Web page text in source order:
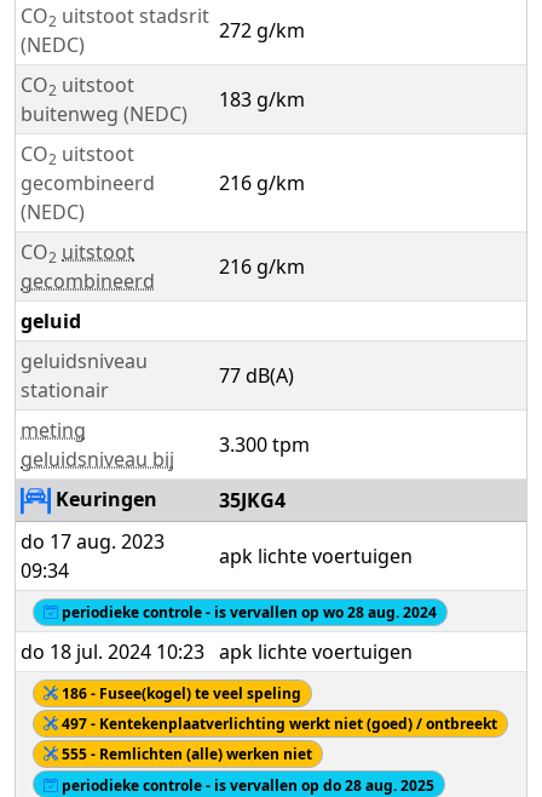
CO2 uitstoot stadsrit
(NEDC)
272 g/km
CO2 uitstoot
buitenweg (NEDC)
183 g/km
CO2 uitstoot
gecombineerd
(NEDC)
216 g/km
CO2 uitstoot
gecombineerd
216 g/km
geluid
geluidsniveau
stationair
77 dB(A)
meting
geluidsniveau bij
3.300 tpm
Keuringen
35JKG4
do 17 aug. 2023
09:34
apk lichte voertuigen
periodieke controle - is vervallen op wo 28 aug. 2024
do 18 jul. 2024 10:23 apk lichte voertuigen
186 - Fusee(kogel) te veel speling
497 - Kentekenplaatverlichting werkt niet (goed) / ontbreekt
555 - Remlichten (alle) werken niet
periodieke controle - is vervallen op do 28 aug. 2025